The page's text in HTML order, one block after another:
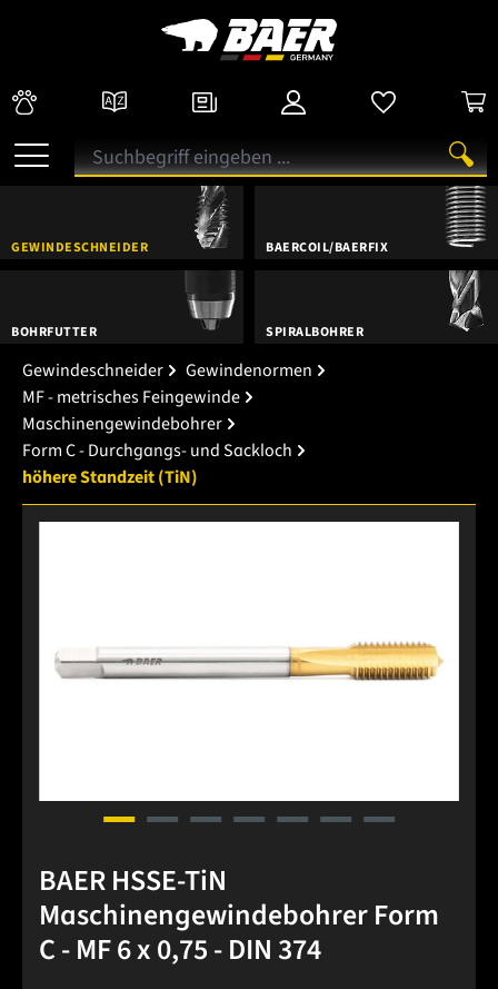
GEWINDESCHNEIDER BAERCOIL/BAERFIX
BOHRFUTTER SPIRALBOHRER
Gewindeschneider
Gewindenormen
MF - metrisches Feingewinde
Maschinengewindebohrer
Form C - Durchgangs- und Sackloch
höhere Standzeit (TiN)
BAER HSSE-TiN
Maschinengewindebohrer Form
C - MF 6 x 0,75 - DIN 374